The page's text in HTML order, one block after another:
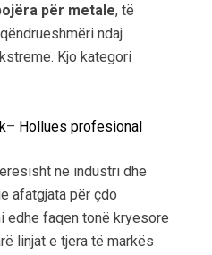
për metale, të
ndaj
Kjo kategori
– Hollues profesional
në industri dhe
afatgjata për çdo
edhe faqen tonë kryesore
linjat e tjera të markës